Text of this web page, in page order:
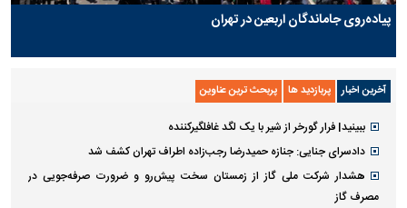
پیاده‌روی جاماندگان اربعین در تهران
آخرین اخبار پربازدید ها پربحث ترین عناوین
ببینید| فرار گورخر از شیر با یک لگد غافلگیرکننده
دادسرای جنایی: جنازه حمیدرضا رجب‌زاده اطراف تهران کشف شد
هشدار شرکت ملی گاز از زمستان سخت پیش‌رو و ضرورت صرفه‌جویی در
مصرف گاز